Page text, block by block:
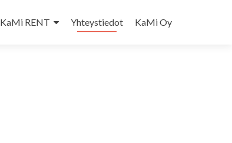
KaMi RENT Yhteystiedot KaMi Oy